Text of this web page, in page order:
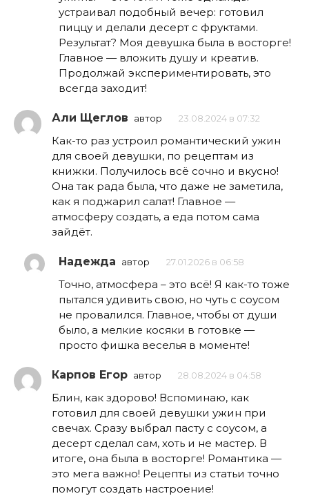
устраивал подобный вечер: готовил
пиццу и делали десерт с фруктами.
Результат? Моя девушка была в восторге!
Главное — вложить душу и креатив.
Продолжай экспериментировать, это
всегда заходит!
Али Щеглов автор 23.08.2024 в 07:32
Как-то раз устроил романтический ужин
для своей девушки, по рецептам из
книжки. Получилось всё сочно и вкусно!
Она так рада была, что даже не заметила,
как я поджарил салат! Главное —
атмосферу создать, а еда потом сама
зайдёт.
Надежда автор 27.01.2026 в 06:58
Точно, атмосфера – это всё! Я как-то тоже
пытался удивить свою, но чуть с соусом
не провалился. Главное, чтобы от души
было, а мелкие косяки в готовке —
просто фишка веселья в моменте!
Карпов Егор автор 28.08.2024 в 04:58
Блин, как здорово! Вспоминаю, как
готовил для своей девушки ужин при
свечах. Сразу выбрал пасту с соусом, а
десерт сделал сам, хоть и не мастер. В
итоге, она была в восторге! Романтика —
это мега важно! Рецепты из статьи точно
помогут создать настроение!